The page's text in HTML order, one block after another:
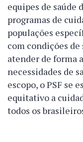
equipes de saúde
programas de
populações
com condições
atender de forma
necessidades de
escopo, o PSF se
equitativo a
todos os